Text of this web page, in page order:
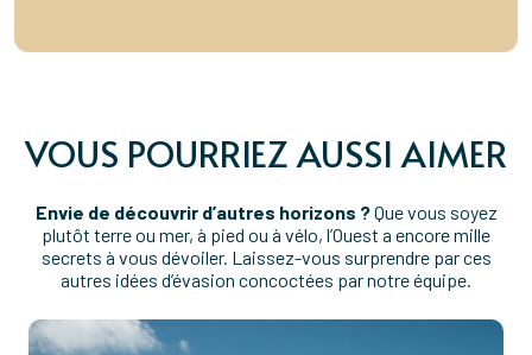
VOUS POURRIEZ AUSSI AIMER
Envie de découvrir d’autres horizons ?Que vous soyez
plutôt terre ou mer, à pied ou à vélo, l’Ouest a encore mille
secrets à vous dévoiler. Laissez-vous surprendre par ces
autres idées d’évasion concoctées par notre équipe.